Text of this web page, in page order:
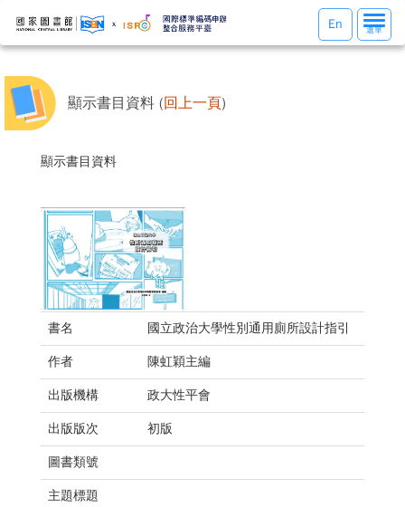
選
單
選單
En
顯示書目資料 (回上一頁)
顯示書目資料
書名 國立政治大學性別通用廁所設計指引
作者 陳虹穎主編
出版機構 政大性平會
出版版次 初版
圖書類號
主題標題